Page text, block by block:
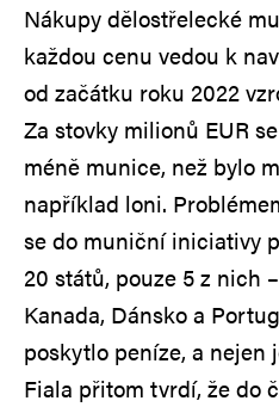
Nákupy dělostřelecké
každou cenu vedou k
od začátku roku 2022
Za stovky milionů EUR
méně munice, než bylo
například loni.
se do muniční iniciativy
20 států, pouze 5 z nich
Kanada, Dánsko a
poskytlo peníze, a nejen
Fiala přitom tvrdí, že do